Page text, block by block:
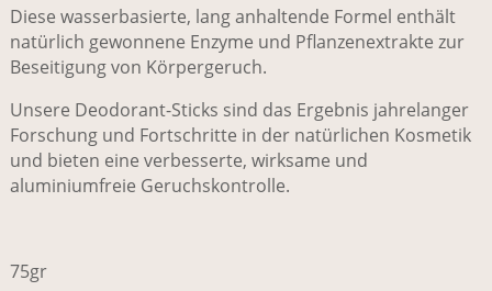
Diese wasserbasierte, lang anhaltende Formel enthält
natürlich gewonnene Enzyme und Pflanzenextrakte zur
Beseitigung von Körpergeruch.
Unsere Deodorant-Sticks sind das Ergebnis jahrelanger
Forschung und Fortschritte in der natürlichen Kosmetik
und bieten eine verbesserte, wirksame und
aluminiumfreie Geruchskontrolle.
75gr